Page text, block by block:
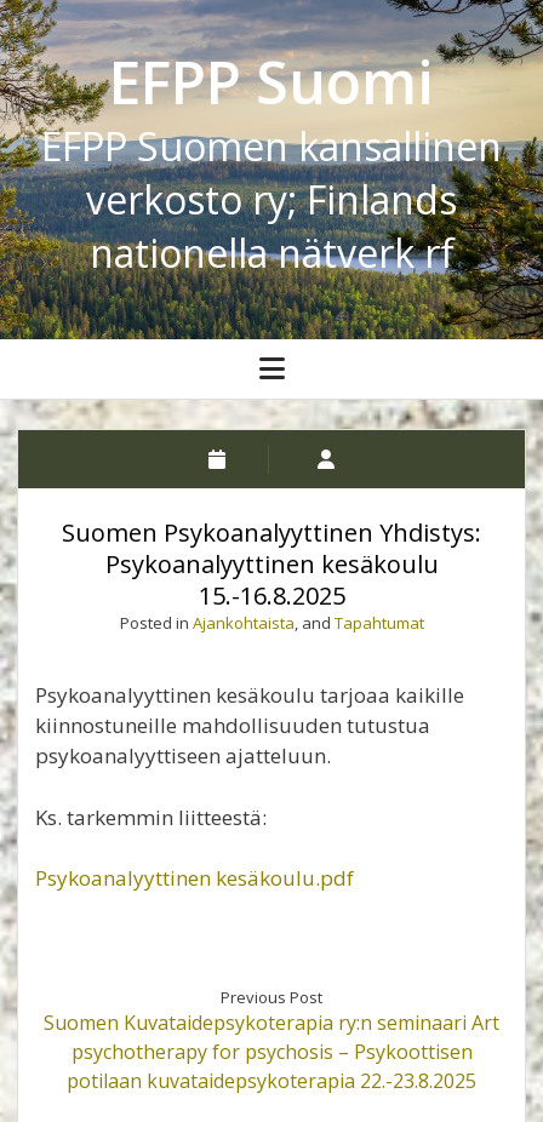
EFPP Suomi
EFPP Suomen kansallinen
verkosto ry; Finlands
nationella nätverk rf
open
menu
Suomen Psykoanalyyttinen Yhdistys:
Psykoanalyyttinen kesäkoulu
15.-16.8.2025
Posted in Ajankohtaista, and Tapahtumat
Psykoanalyyttinen kesäkoulu tarjoaa kaikille
kiinnostuneille mahdollisuuden tutustua
psykoanalyyttiseen ajatteluun.
Ks. tarkemmin liitteestä:
Psykoanalyyttinen kesäkoulu.pdf
Previous Post
Suomen Kuvataidepsykoterapia ry:n seminaari Art
psychotherapy for psychosis – Psykoottisen
potilaan kuvataidepsykoterapia 22.-23.8.2025